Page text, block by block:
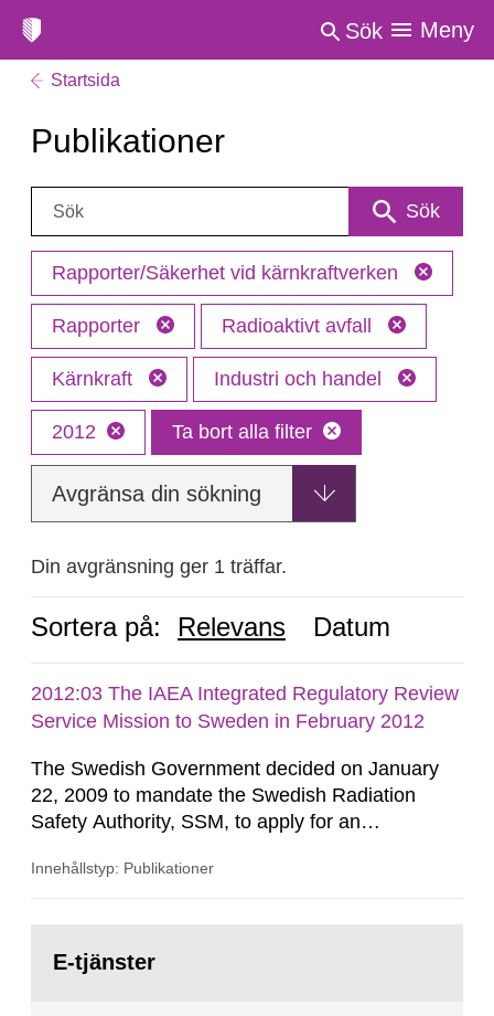
Sök Meny
Startsida
Publikationer
Sök: Sök
Rapporter/Säkerhet vid kärnkraftverken
Rapporter Radioaktivt avfall
Kärnkraft Industri och handel
2012 Ta bort alla filter
Avgränsa din sökning
Din avgränsning ger 1 träffar.
Sortera på: Relevans Datum
2012:03 The IAEA Integrated Regulatory Review
Service Mission to Sweden in February 2012
The Swedish Government decided on January
22, 2009 to mandate the Swedish Radiation
Safety Authority, SSM, to apply for an
areas of supervision, an ‘IRRS’ (Integrated
February 25, 2009, SSM made a formal request
to the IAEA for an IRRS in Sweden. The time...
Innehållstyp: Publikationer
sida:E-tjänster